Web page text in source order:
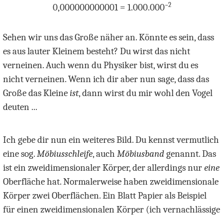
0,000000000001 = 1.000.000−2
Sehen wir uns das Große näher an. Könnte es sein, dass
es aus lauter Kleinem besteht? Du wirst das nicht
verneinen. Auch wenn du Physiker bist, wirst du es
nicht verneinen. Wenn ich dir aber nun sage, dass das
Große das Kleineist, dann wirst du mir wohl den Vogel
deuten ...
Ich gebe dir nun ein weiteres Bild. Du kennst vermutlich
eine sog.Möbiusschleife, auch Möbiusbandgenannt. Das
ist ein zweidimensionaler Körper, der allerdings nureine
Oberfläche hat. Normalerweise haben zweidimensionale
Körper zwei Oberflächen. Ein Blatt Papier als Beispiel
für einen zweidimensionalen Körper (ich vernachlässige